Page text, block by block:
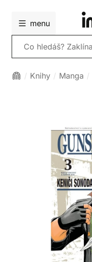
menu
Vyhledávání
Knihy Manga